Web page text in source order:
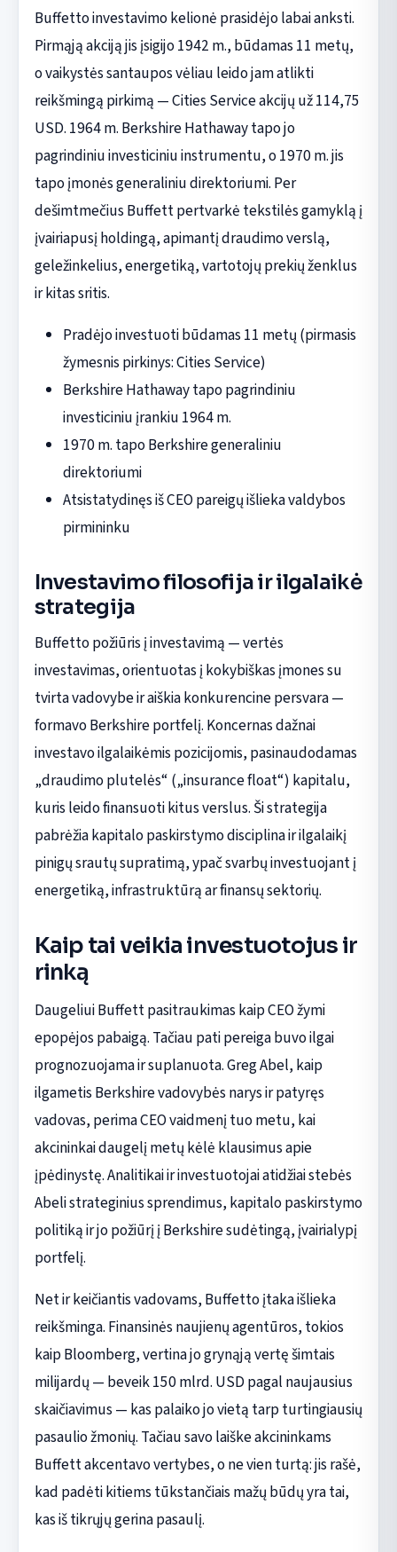
Buffetto investavimo kelionė prasidėjo labai anksti.
Pirmąją akciją jis įsigijo 1942 m., būdamas 11 metų,
o vaikystės santaupos vėliau leido jam atlikti
reikšmingą pirkimą — Cities Service akcijų už 114,75
USD. 1964 m. Berkshire Hathaway tapo jo
pagrindiniu investiciniu instrumentu, o 1970 m. jis
tapo įmonės generaliniu direktoriumi. Per
dešimtmečius Buffett pertvarkė tekstilės gamyklą į
įvairiapusį holdingą, apimantį draudimo verslą,
geležinkelius, energetiką, vartotojų prekių ženklus
ir kitas sritis.
Pradėjo investuoti būdamas 11 metų (pirmasis
žymesnis pirkinys: Cities Service)
Berkshire Hathaway tapo pagrindiniu
investiciniu įrankiu 1964 m.
1970 m. tapo Berkshire generaliniu
direktoriumi
Atsistatydinęs iš CEO pareigų išlieka valdybos
pirmininku
Investavimo filosofija ir ilgalaikė
strategija
Buffetto požiūris į investavimą — vertės
investavimas, orientuotas į kokybiškas įmones su
tvirta vadovybe ir aiškia konkurencine persvara —
formavo Berkshire portfelį. Koncernas dažnai
investavo ilgalaikėmis pozicijomis, pasinaudodamas
„draudimo plutelės“ („insurance float“) kapitalu,
kuris leido finansuoti kitus verslus. Ši strategija
pabrėžia kapitalo paskirstymo disciplina ir ilgalaikį
pinigų srautų supratimą, ypač svarbų investuojant į
energetiką, infrastruktūrą ar finansų sektorių.
Kaip tai veikia investuotojus ir
rinką
Daugeliui Buffett pasitraukimas kaip CEO žymi
epopėjos pabaigą. Tačiau pati pereiga buvo ilgai
prognozuojama ir suplanuota. Greg Abel, kaip
ilgametis Berkshire vadovybės narys ir patyręs
vadovas, perima CEO vaidmenį tuo metu, kai
akcininkai daugelį metų kėlė klausimus apie
įpėdinystę. Analitikai ir investuotojai atidžiai stebės
Abeli strateginius sprendimus, kapitalo paskirstymo
politiką ir jo požiūrį į Berkshire sudėtingą, įvairialypį
portfelį.
Net ir keičiantis vadovams, Buffetto įtaka išlieka
reikšminga. Finansinės naujienų agentūros, tokios
kaip Bloomberg, vertina jo grynąją vertę šimtais
milijardų — beveik 150 mlrd. USD pagal naujausius
skaičiavimus — kas palaiko jo vietą tarp turtingiausių
pasaulio žmonių. Tačiau savo laiške akcininkams
Buffett akcentavo vertybes, o ne vien turtą: jis rašė,
kad padėti kitiems tūkstančiais mažų būdų yra tai,
kas iš tikrųjų gerina pasaulį.